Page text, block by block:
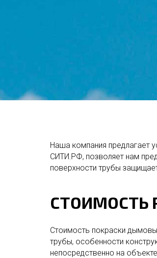
Наша компания предлагает
СИТИ.РФ, позволяет нам
поверхности трубы
СТОИМОСТЬ
Стоимость покраски
трубы, особенности
непосредственно на